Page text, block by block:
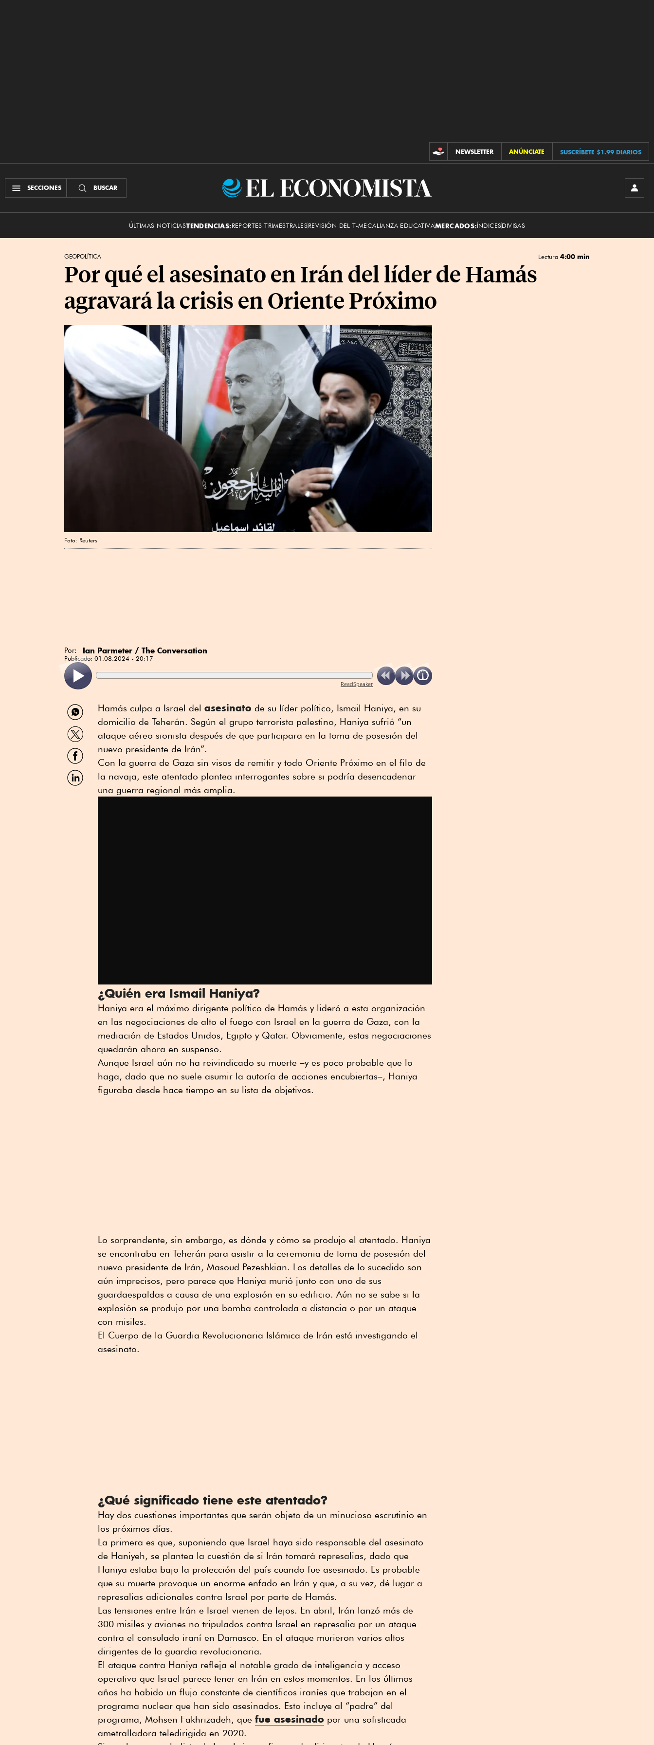
CONTRIBUCIONES
NEWSLETTER ANÚNCIATE SUSCRÍBETE $1.99 DIARIOS
SECCIONES BUSCAR
El
ÚLTIMAS NOTICIASTENDENCIAS:REPORTES TRIMESTRALESREVISIÓN DEL T-MECALIANZA EDUCATIVAMERCADOS:ÍNDICESDIVISAS
GEOPOLÍTICA Lectura 4:00 min
Por qué el asesinato en Irán del líder de Hamás
agravará la crisis en Oriente Próximo
Foto: Reuters
Por: Ian Parmeter / The Conversation
Publicado: 01.08.2024 - 20:17
ReadSpeaker
Compartir
por
WhatsApp
Compartir
por
Twitter
Compartir
por
Facebook
Compartir
por
Hamás culpa a Israel del asesinato de su líder político, Ismail Haniya, en su
domicilio de Teherán. Según el grupo terrorista palestino, Haniya sufrió “un
ataque aéreo sionista después de que participara en la toma de posesión del
nuevo presidente de Irán”.
Con la guerra de Gaza sin visos de remitir y todo Oriente Próximo en el filo de
la navaja, este atentado plantea interrogantes sobre si podría desencadenar
una guerra regional más amplia.
¿Quién era Ismail Haniya?
Haniya era el máximo dirigente político de Hamás y lideró a esta organización
en las negociaciones de alto el fuego con Israel en la guerra de Gaza, con la
mediación de Estados Unidos, Egipto y Qatar. Obviamente, estas negociaciones
quedarán ahora en suspenso.
Aunque Israel aún no ha reivindicado su muerte –y es poco probable que lo
haga, dado que no suele asumir la autoría de acciones encubiertas–, Haniya
figuraba desde hace tiempo en su lista de objetivos.
Lo sorprendente, sin embargo, es dónde y cómo se produjo el atentado. Haniya
se encontraba en Teherán para asistir a la ceremonia de toma de posesión del
nuevo presidente de Irán, Masoud Pezeshkian. Los detalles de lo sucedido son
aún imprecisos, pero parece que Haniya murió junto con uno de sus
guardaespaldas a causa de una explosión en su edificio. Aún no se sabe si la
explosión se produjo por una bomba controlada a distancia o por un ataque
con misiles.
El Cuerpo de la Guardia Revolucionaria Islámica de Irán está investigando el
asesinato.
¿Qué significado tiene este atentado?
Hay dos cuestiones importantes que serán objeto de un minucioso escrutinio en
los próximos días.
La primera es que, suponiendo que Israel haya sido responsable del asesinato
de Haniyeh, se plantea la cuestión de si Irán tomará represalias, dado que
Haniya estaba bajo la protección del país cuando fue asesinado. Es probable
que su muerte provoque un enorme enfado en Irán y que, a su vez, dé lugar a
represalias adicionales contra Israel por parte de Hamás.
Las tensiones entre Irán e Israel vienen de lejos. En abril, Irán lanzó más de
300 misiles y aviones no tripulados contra Israel en represalia por un ataque
contra el consulado iraní en Damasco. En el ataque murieron varios altos
dirigentes de la guardia revolucionaria.
El ataque contra Haniya refleja el notable grado de inteligencia y acceso
operativo que Israel parece tener en Irán en estos momentos. En los últimos
años ha habido un flujo constante de científicos iraníes que trabajan en el
programa nuclear que han sido asesinados. Esto incluye al “padre” del
programa, Mohsen Fakhrizadeh, que fue asesinado por una sofisticada
ametralladora teledirigida en 2020.